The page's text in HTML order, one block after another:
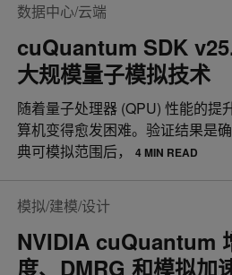
数据中心/云端
cuQuantum SDK
大规模量子模拟技术
随着量子处理器 (QPU) 性能的提
算机变得愈发困难。验证结果是
典可模拟范围后，
4 MIN READ
模拟/建模/设计
NVIDIA cuQuantum
度、DMRG 和模拟加